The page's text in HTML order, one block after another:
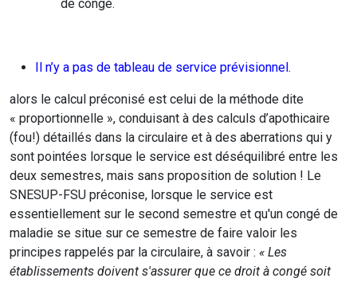
de congé.
Il n’y a pas de tableau de service prévisionnel.
alors le calcul préconisé est celui de la méthode dite
« proportionnelle », conduisant à des calculs d’apothicaire
(fou!) détaillés dans la circulaire et à des aberrations qui y
sont pointées lorsque le service est déséquilibré entre les
deux semestres, mais sans proposition de solution ! Le
SNESUP-FSU préconise, lorsque le service est
essentiellement sur le second semestre et qu'un congé de
maladie se situe sur ce semestre de faire valoir les
principes rappelés par la circulaire, à savoir : « Les
établissements doivent s'assurer que ce droit à congé soit